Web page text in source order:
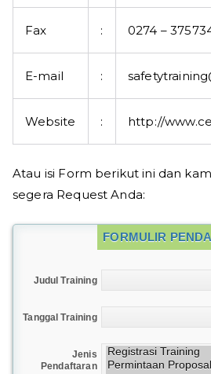
Fax : 0274 –
E-mail :
Website : http://
Atau isi Form berikut ini dan
segera Request Anda:
FORMULIR
Judul Training
Tanggal Training
Jenis
Pendaftaran